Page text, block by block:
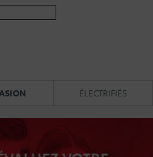
ÉLECTRIFIÉS